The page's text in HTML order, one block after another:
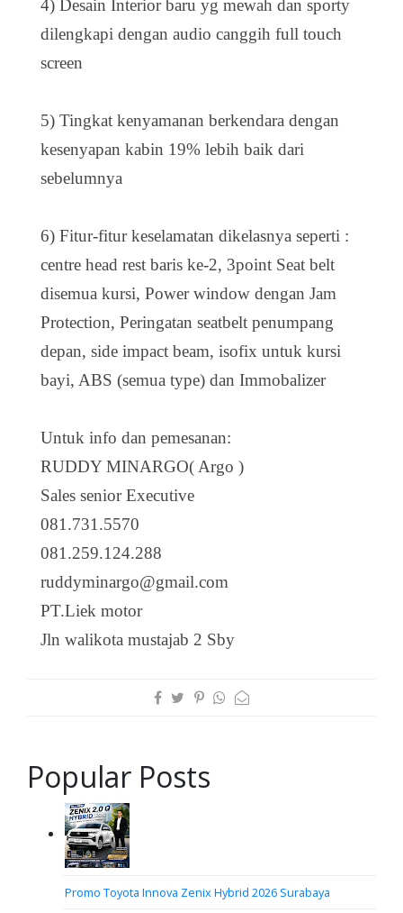
4) Desain Interior baru yg mewah dan sporty
dilengkapi dengan audio canggih full touch
screen
5) Tingkat kenyamanan berkendara dengan
kesenyapan kabin 19% lebih baik dari
sebelumnya
6) Fitur-fitur keselamatan dikelasnya seperti :
centre head rest baris ke-2, 3point Seat belt
disemua kursi, Power window dengan Jam
Protection, Peringatan seatbelt penumpang
depan, side impact beam, isofix untuk kursi
bayi, ABS (semua type) dan Immobalizer
Untuk info dan pemesanan:
RUDDY MINARGO( Argo )
Sales senior Executive
081.731.5570
081.259.124.288
ruddyminargo@gmail.com
PT.Liek motor
Jln walikota mustajab 2 Sby
Popular Posts
Promo Toyota Innova Zenix Hybrid 2026 Surabaya